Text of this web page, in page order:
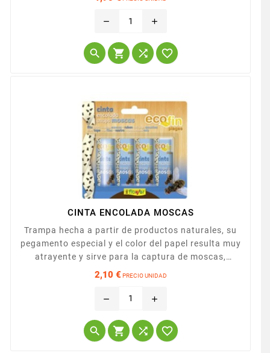
enfermedades.
remove add
   
CINTA ENCOLADA MOSCAS
Trampa hecha a partir de productos naturales, su
pegamento especial y el color del papel resulta muy
atrayente y sirve para la captura de moscas,
mosquitos y otros insectos voladores, en el hogar,
de moscas, mosquitos, moscardas, avispas y otros
protegiendo el medio ambiente. Modo de empleo
1....
2,10 € PRECIO UNIDAD
remove add
   